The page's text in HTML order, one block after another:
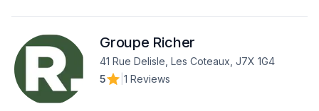
Groupe Richer
41 Rue Delisle, Les Coteaux, J7X 1G4
5
1 Reviews